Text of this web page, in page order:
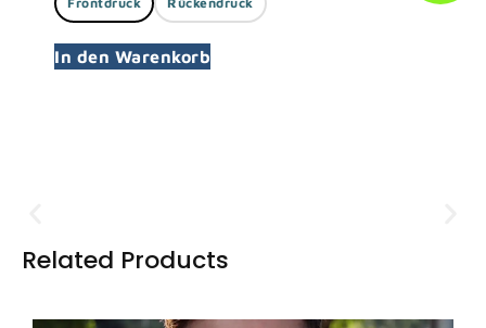
In den Warenkorb
T-Shirts, Hoodies und Jacken
Related Products